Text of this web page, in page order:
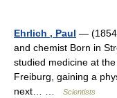
Ehrlich , Paul —
and chemist Born in
studied medicine at
Freiburg, gaining a
next… …
Scientists